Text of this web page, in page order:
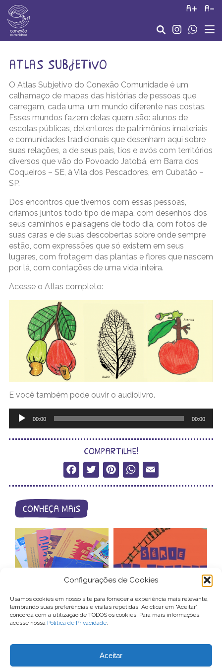
Configurações de Cookies
Usamos cookies em nosso site para fornecer a experiência mais relevante,
lembrando suas preferências e visitas repetidas. Ao clicar em “Aceitar”,
concorda com a utilização de TODOS os cookies. Para mais informações,
acesse nossa Política de Privacidade.
Aceitar
a+ a-
atlas subjetivo
O Atlas Subjetivo do Conexão Comunidade é um
calhamaço de mapas das histórias de pessoas que
carregam, cada uma, um mundo diferente nas costas.
Esses mundos fazem delas quem são: alunos de
escolas públicas, detentores de patrimônios imateriais
e comunidades tradicionais que desenham aqui sobre
suas relações, a de seus pais, tios e avós com territórios
diversos que vão do Povoado Jatobá, em Barra dos
Coqueiros – SE, à Vila dos Pescadores, em Cubatão –
SP.
Dos encontros que tivemos com essas pessoas,
criamos juntos todo tipo de mapa, com desenhos dos
seus caminhos e paisagens de todo dia, com fotos de
suas caras e de suas descobertas sobre onde sempre
estão, com expressões que só existem em seus
lugares, com frotagem das plantas e flores que nascem
por lá, com contações de uma vida inteira.
Acesse o Atlas completo:
E você também pode ouvir o audiolivro.
Tocador
áudio
00:00 00:00
compartilhe!
Facebook
Twitter
Pinterest
WhatsApp
conheça mais
catálogo de
produtos
apresentação
contato@conexaocomunidade.org.br
ou nos procurar no Instagram@conexaocomunidade.